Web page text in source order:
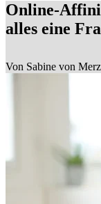
Online-
alles eine
Von Sabine von